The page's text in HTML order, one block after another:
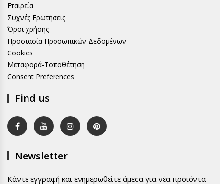
Εταιρεία
Συχνές Ερωτήσεις
Όροι χρήσης
Προστασία Προσωπικών Δεδομένων
Cookies
Μεταφορά-Τοποθέτηση
Consent Preferences
Find us
Newsletter
Κάντε εγγραφή και ενημερωθείτε άμεσα για νέα προϊόντα